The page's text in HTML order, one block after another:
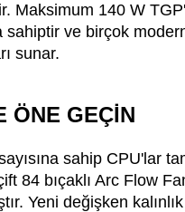
Maksimum 140 W
sahiptir ve birçok
sunar.
ÖNE GEÇİN
sahip CPU'lar
84 bıçaklı Arc Flow
Yeni değişken